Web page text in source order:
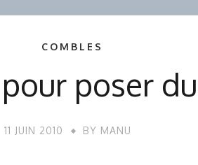
COMBLES
poser
11 JUIN 2010 BY MANU